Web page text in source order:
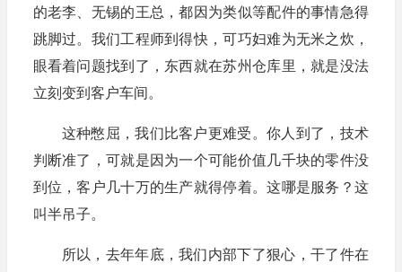
的老李、无锡的王总，都因为类似等配件的事情急得
跳脚过。我们工程师到得快，可巧妇难为无米之炊，
眼看着问题找到了，东西就在苏州仓库里，就是没法
立刻变到客户车间。
这种憋屈，我们比客户更难受。你人到了，技术
判断准了，可就是因为一个可能价值几千块的零件没
到位，客户几十万的生产就得停着。这哪是服务？这
叫半吊子。
所以，去年年底，我们内部下了狠心，干了件在